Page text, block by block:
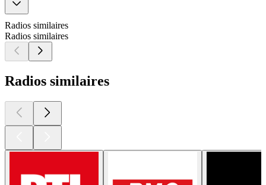
Radios similaires
Radios similaires
Radios similaires